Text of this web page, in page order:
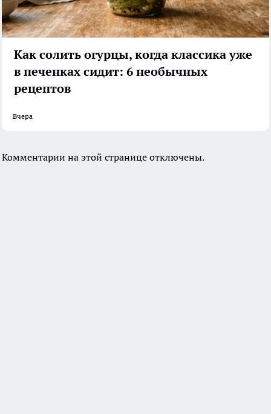
Как солить огурцы, когда классика уже
в печенках сидит: 6 необычных
рецептов
Вчера
Комментарии на этой странице отключены.